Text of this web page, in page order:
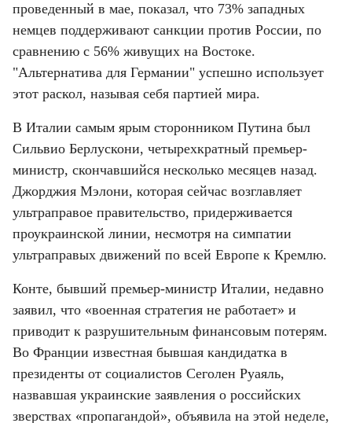
проведенный в мае, показал, что 73% западных
немцев поддерживают санкции против России, по
сравнению с 56% живущих на Востоке.
"Альтернатива для Германии" успешно использует
этот раскол, называя себя партией мира.
В Италии самым ярым сторонником Путина был
Сильвио Берлускони, четырехкратный премьер-
министр, скончавшийся несколько месяцев назад.
Джорджия Мэлони, которая сейчас возглавляет
ультраправое правительство, придерживается
проукраинской линии, несмотря на симпатии
ультраправых движений по всей Европе к Кремлю.
Конте, бывший премьер-министр Италии, недавно
заявил, что «военная стратегия не работает» и
приводит к разрушительным финансовым потерям.
Во Франции известная бывшая кандидатка в
президенты от социалистов Сеголен Руаяль,
назвавшая украинские заявления о российских
зверствах «пропагандой», объявила на этой неделе,